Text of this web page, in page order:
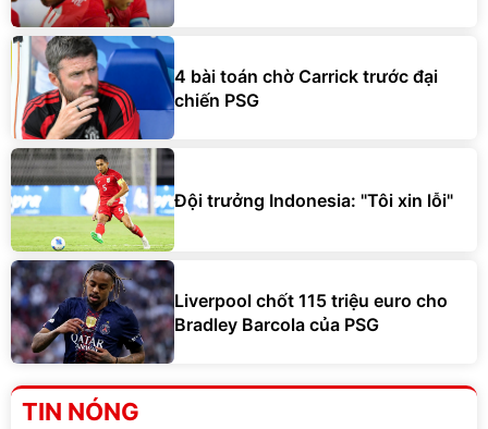
4 bài toán chờ Carrick trước đại
chiến PSG
Đội trưởng Indonesia: "Tôi xin lỗi"
Liverpool chốt 115 triệu euro cho
Bradley Barcola của PSG
TIN NÓNG